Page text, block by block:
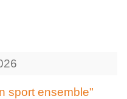
sport ensemble"